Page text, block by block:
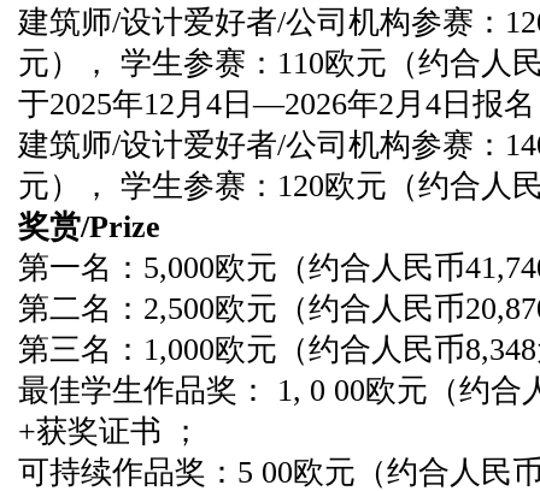
建筑师/设计爱好者/公司机构参赛：
元）， 学生参赛：110欧元（约合人
于2025年12月4日—2026年2月4日报名
建筑师/设计爱好者/公司机构参赛：
元）， 学生参赛：120欧元（约合人
奖赏/Prize
第一名：5,000欧元（约合人民币
第二名：2,500欧元（约合人民币
第三名：1,000欧元（约合人民币
最佳学生作品奖： 1, 0 00欧元（约合
+获奖证书 ；
可持续作品奖：5 00欧元（约合人民